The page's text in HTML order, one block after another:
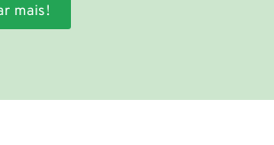
mais!